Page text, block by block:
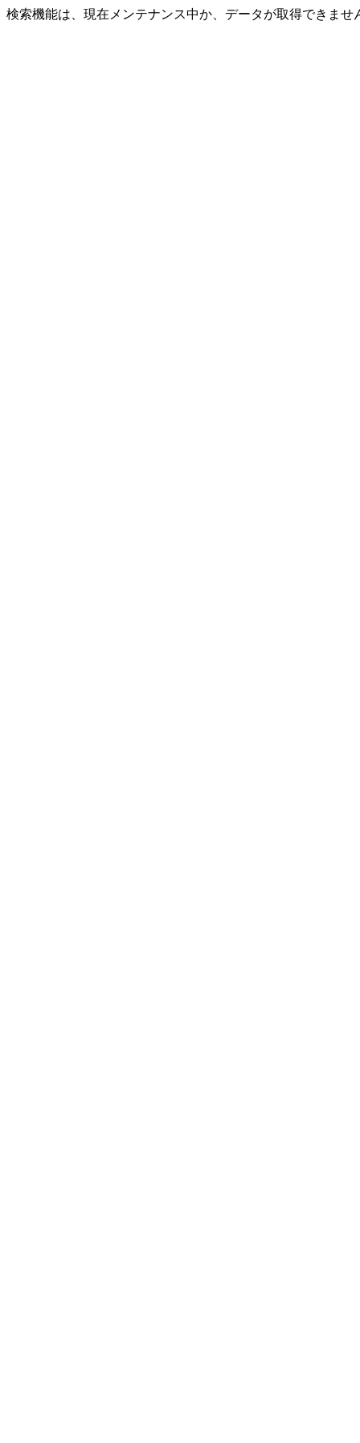
検索機能は、現在メンテナンス中か、データが取得できませ